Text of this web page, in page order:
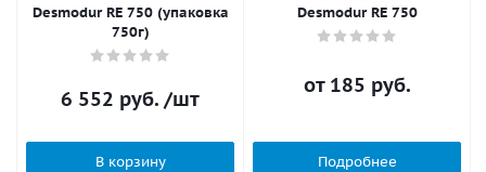
Desmodur RE 750 (упаковка
750г)
6 552 руб. /шт
В корзину
Desmodur RE 750
от 185 руб.
Подробнее